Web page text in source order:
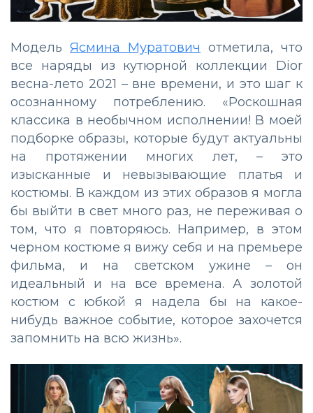
Модель Ясмина Муратович отметила, что
все наряды из кутюрной коллекции Dior
весна-лето 2021 – вне времени, и это шаг к
осознанному потреблению. «Роскошная
классика в необычном исполнении! В моей
подборке образы, которые будут актуальны
на протяжении многих лет, – это
изысканные и невызывающие платья и
костюмы. В каждом из этих образов я могла
бы выйти в свет много раз, не переживая о
том, что я повторяюсь. Например, в этом
черном костюме я вижу себя и на премьере
фильма, и на светском ужине – он
идеальный и на все времена. А золотой
костюм с юбкой я надела бы на какое-
нибудь важное событие, которое захочется
запомнить на всю жизнь».